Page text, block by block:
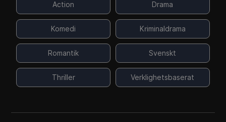
Action Drama
Komedi Kriminaldrama
Romantik Svenskt
Thriller Verklighetsbaserat